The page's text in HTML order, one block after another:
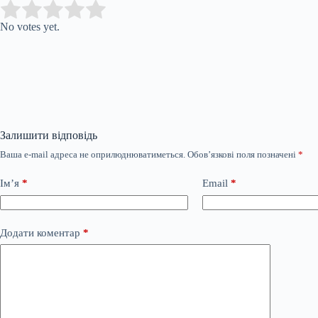
Rate this item:
No votes yet.
Залишити відповідь
Ваша e-mail адреса не оприлюднюватиметься. Обов’язкові поля позначені *
Ім’я * Email *
Додати коментар *